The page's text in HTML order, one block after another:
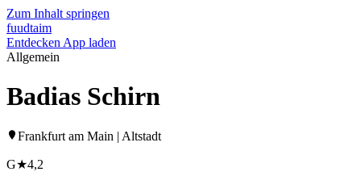
Zum Inhalt springen
fuudtaim
Entdecken App laden
Allgemein
Badias Schirn
Frankfurt am Main | Altstadt
G★4,2